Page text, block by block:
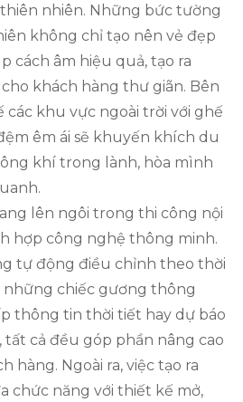
nhiên. Những bức tường
không chỉ tạo nên vẻ đẹp
cách âm hiệu quả, tạo ra
khách hàng thư giãn. Bên
các khu vực ngoài trời với ghế
êm ái sẽ khuyến khích du
khí trong lành, hòa mình
lên ngôi trong thi công nội
hợp công nghệ thông minh.
tự động điều chỉnh theo thời
chiếc gương thông
thông tin thời tiết hay dự báo
tất cả đều góp phần nâng cao
hàng. Ngoài ra, việc tạo ra
chức năng với thiết kế mở,